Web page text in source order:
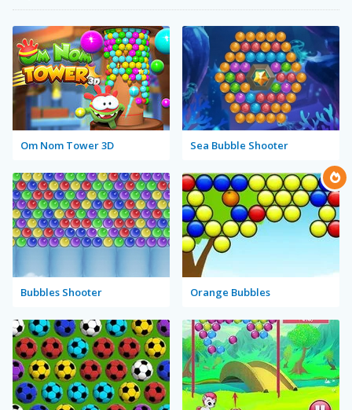
Om Nom Tower 3D Sea Bubble Shooter
Bubbles Shooter Orange Bubbles